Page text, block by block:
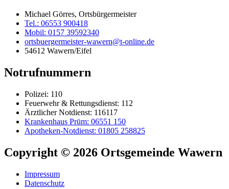
Michael Görres, Ortsbürgermeister
Tel.: 06553 900418
Mobil: 0157 39592340
ortsbuergermeister-wawern@t-online.de
54612 Wawern/Eifel
Notrufnummern
Polizei: 110
Feuerwehr & Rettungsdienst: 112
Ärztlicher Notdienst: 116117
Krankenhaus Prüm: 06551 150
Apotheken-Notdienst: 01805 258825
Copyright © 2026 Ortsgemeinde Wawern
Impressum
Datenschutz